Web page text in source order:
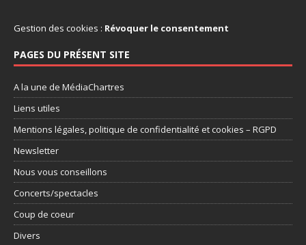
Gestion des cookies : Révoquer le consentement
PAGES DU PRÉSENT SITE
A la une de MédiaChartres
Liens utiles
Mentions légales, politique de confidentialité et cookies – RGPD
Newsletter
Nous vous conseillons
Concerts/spectacles
Coup de coeur
Divers